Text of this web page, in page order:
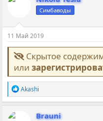
Симбаводы
11 Май 2019
Скрытое
или
Р
е
а
Akashi
Brauni